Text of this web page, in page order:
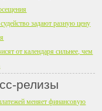
задают разную цену
от календаря сильнее, чем
релизы
меняет финансовую